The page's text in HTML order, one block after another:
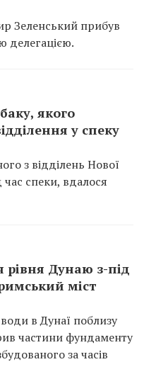
Зеленський прибув
делегацією.
якого
у спеку
з відділень Нової
спеки, вдалося
рівня Дунаю з-під
міст
в Дунаї поблизу
частини фундаменту
за часів